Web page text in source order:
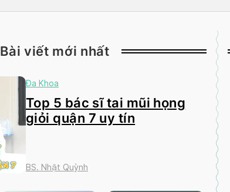
Bài viết mới nhất
Đa Khoa
Top 5 bác sĩ tai mũi họng
giỏi quận 7 uy tín
BS. Nhật Quỳnh